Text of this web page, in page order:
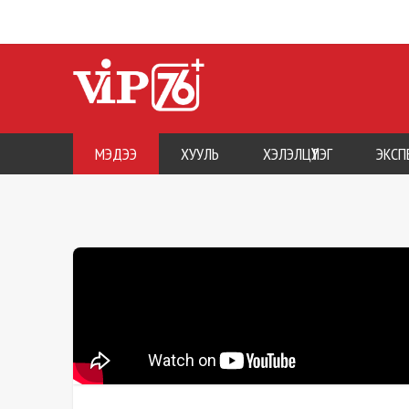
МЭДЭЭ ХУУЛЬ ХЭЛЭЛЦҮҮЛЭГ